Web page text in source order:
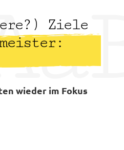
Ziele
wieder im Fokus